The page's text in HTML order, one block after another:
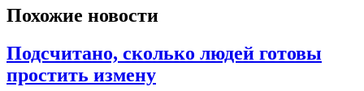
Похожие новости
Подсчитано, сколько людей готовы
простить измену